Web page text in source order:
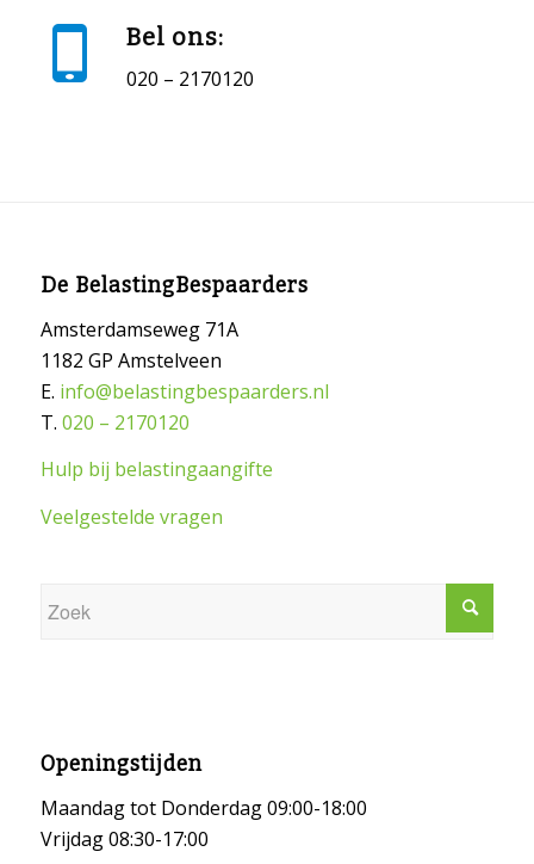
Bel ons:
020 – 2170120
De BelastingBespaarders
Amsterdamseweg 71A
1182 GP Amstelveen
E. info@belastingbespaarders.nl
T. 020 – 2170120
Hulp bij belastingaangifte
Veelgestelde vragen
Openingstijden
Maandag tot Donderdag 09:00-18:00
Vrijdag 08:30-17:00